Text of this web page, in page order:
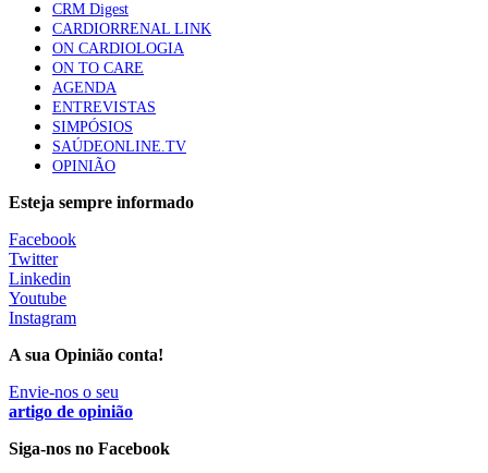
87 visualizações
Trodelvy aprovado para primeira linha no cancro da
mama triplo negativo metastático em doentes não
elegíveis para inibidores PD-(L)1
61 visualizações
MAIS NOTÍCIAS
Estudo aponta potencial da casca de maracujá-roxo no controlo
da inflamação da asma
5 Ago, 2026
4 Ago, 2026
CRM Digest
CARDIORRENAL LINK
ON CARDIOLOGIA
ON TO CARE
AGENDA
ENTREVISTAS
SIMPÓSIOS
SAÚDEONLINE.TV
OPINIÃO
Esteja sempre informado
Facebook
Twitter
Linkedin
Youtube
Instagram
A sua Opinião conta!
Envie-nos o seu
artigo de opinião
Siga-nos no Facebook